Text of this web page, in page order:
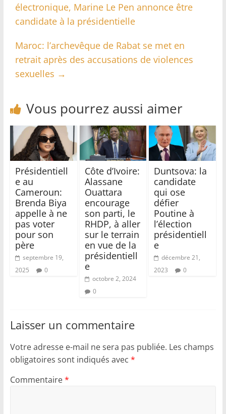
électronique, Marine Le Pen annonce être
candidate à la présidentielle
Maroc: l’archevêque de Rabat se met en
retrait après des accusations de violences
sexuelles →
Vous pourrez aussi aimer
Présidentiell
e au
Cameroun:
Brenda Biya
appelle à ne
pas voter
pour son
père
septembre 19,
2025
0
Côte d’Ivoire:
Alassane
Ouattara
encourage
son parti, le
RHDP, à aller
sur le terrain
en vue de la
présidentiell
e
octobre 2, 2024
0
Duntsova: la
candidate
qui ose
défier
Poutine à
l’élection
présidentiell
e
décembre 21,
2023
0
Laisser un commentaire
Votre adresse e-mail ne sera pas publiée. Les champs
obligatoires sont indiqués avec *
Commentaire*